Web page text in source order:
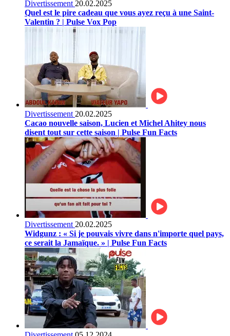
Divertissement 20.02.2025
Quel est le pire cadeau que vous ayez reçu à une Saint-
Valentin ? | Pulse Vox Pop
Divertissement 20.02.2025
Cacao nouvelle saison, Lucien et Michel Ahitey nous
disent tout sur cette saison | Pulse Fun Facts
Divertissement 20.02.2025
Widgunz : « Si je pouvais vivre dans n'importe quel pays,
ce serait la Jamaïque. » | Pulse Fun Facts